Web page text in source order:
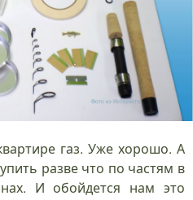
газ. Уже хорошо. А
разве что по частям в
И обойдется нам это